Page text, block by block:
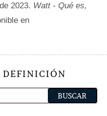
2023. Watt - Qué es,
en
DEFINICIÓN